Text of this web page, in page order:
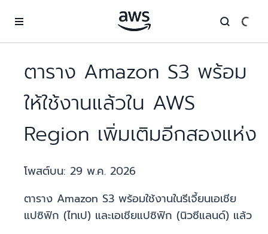
ตาราง Amazon S3 พร้อม
ให้ใช้งานแล้วใน AWS
Region เพิ่มเติมอีกสองแห่ง
โพสต์บน: 29 พ.ค. 2026
ตาราง Amazon S3 พร้อมใช้งานในรีเจี้ยนเอเชีย
แปซิฟิก (ไทเป) และเอเชียแปซิฟิก (นิวซีแลนด์) แล้ว